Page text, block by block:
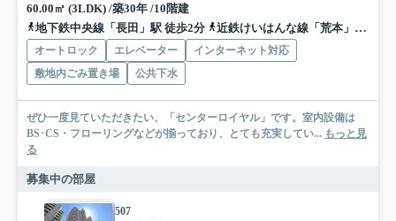
60.00㎡ (3LDK) /築30年 /10階建
地下鉄中央線「長田」駅 徒歩2分
近鉄けいはんな線「荒本」駅 徒歩15分
オートロック エレベーター
インターネット対応
敷地内ごみ置き場
公共下水
ぜひ一度見ていただきたい、「センターロイヤル」です。室内設備は
BS･CS・フローリングなどが揃っており、とても充実してい... もっと見
る
募集中の部屋
507